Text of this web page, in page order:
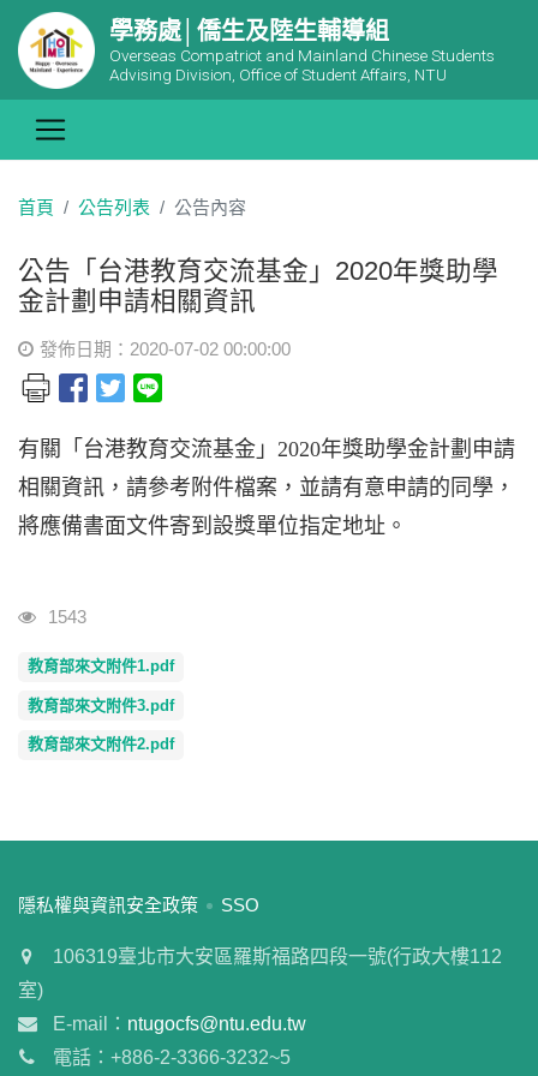
學務處│僑生及陸生輔導組
Overseas Compatriot and Mainland Chinese Students
Advising Division, Office of Student Affairs, NTU
首頁 公告列表 公告內容
公告「台港教育交流基金」2020年獎助學
金計劃申請相關資訊
發佈日期：2020-07-02 00:00:00
有關「台港教育交流基金」2020年獎助學金計劃申請
相關資訊，請參考附件檔案，並請有意申請的同學，
將應備書面文件寄到設獎單位指定地址。
瀏覽人次
1543
教育部來文附件1.pdf
教育部來文附件3.pdf
教育部來文附件2.pdf
:::
隱私權與資訊安全政策 SSO
106319臺北市大安區羅斯福路四段一號(行政大樓112
室)
E-mail： ntugocfs@ntu.edu.tw
電話：+886-2-3366-3232~5